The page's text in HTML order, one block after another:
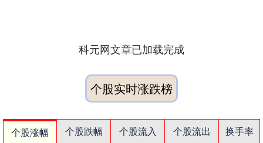
科元网文章已加载完成
个股实时涨跌榜
个股涨幅 个股跌幅 个股流入 个股流出
换手率